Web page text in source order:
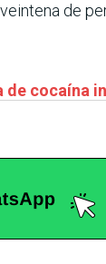
de
de cocaína